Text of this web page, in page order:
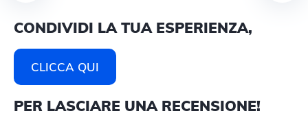
CONDIVIDI LA TUA ESPERIENZA,
CLICCA QUI
PER LASCIARE UNA RECENSIONE!